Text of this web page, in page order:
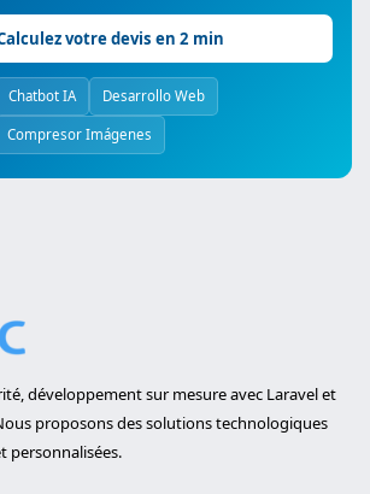
votre devis en 2 min
Chatbot IA Desarrollo Web
Compresor Imágenes
développement sur mesure avec Laravel et
proposons des solutions technologiques
personnalisées.